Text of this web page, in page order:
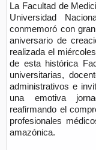
La Facultad de
Universidad
conmemoró con
aniversario de
realizada el
de esta histórica
universitarias,
administrativos e
una emotiva
reafirmando el
profesionales
amazónica.